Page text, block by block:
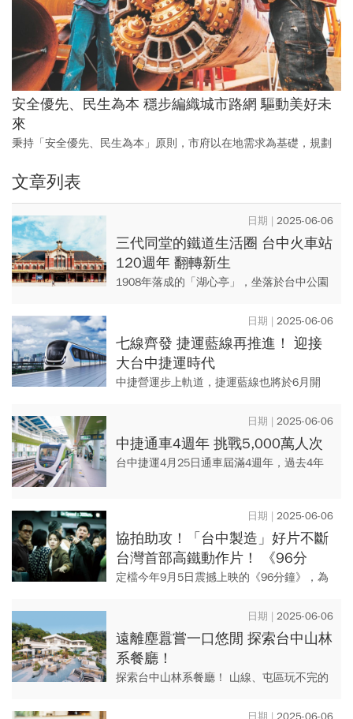
安全優先、民生為本 穩步編織城市路網 驅動美好未
來
秉持「安全優先、民生為本」原則，市府以在地需求為基礎，規劃
班建立台中市路網拼圖，建設友善便利的交通宜居城。
文章列表
2025-06-06
三代同堂的鐵道生活圈 台中火車站
120週年 翻轉新生
1908年落成的「湖心亭」，坐落於台中公園
而建，象徵南北鐵道交會於此的歷史時刻，
同時也見證台中城市發展...
2025-06-06
七線齊發 捷運藍線再推進！ 迎接
大台中捷運時代
中捷營運步上軌道，捷運藍線也將於6月開
萬安舉行藍線核心工程BM01機電標簽約儀
式。未來，藍綠兩線交...
2025-06-06
中捷通車4週年 挑戰5,000萬人次
台中捷運4月25日通車屆滿4週年，過去4年
2025-06-06
協拍助攻！「台中製造」好片不斷
台灣首部高鐵動作片！ 《96分
鐘》即將登場
定檔今年9月5日震撼上映的《96分鐘》，為
獻，不僅獲得台中市政府新聞局拍片取景補
助以及「台中拍」獎勵金，...
2025-06-06
遠離塵囂嘗一口悠閒 探索台中山林
系餐廳！
探索台中山林系餐廳！ 山線、屯區玩不完的
廳值得走訪。《漾台中》本期精選5家鄰近風
2025-06-06